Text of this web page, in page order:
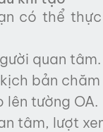
có thể
quan tâm.
bản
tường OA.
tâm, lượt